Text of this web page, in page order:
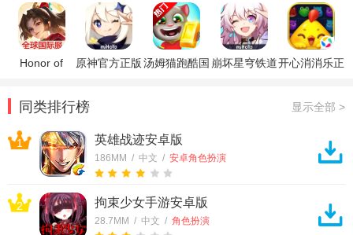
Honor of
原神官方正版汤姆猫跑酷国 崩坏星穹铁道开心消消乐正
同类排行榜 显示全部 >
1 英雄战迹安卓版
186MM / 中文 / 安卓角色扮演
2 拘束少女手游安卓版
28.7MM / 中文 / 角色扮演